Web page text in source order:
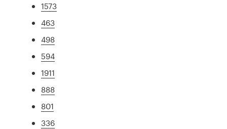
1573
463
498
594
1911
888
801
336